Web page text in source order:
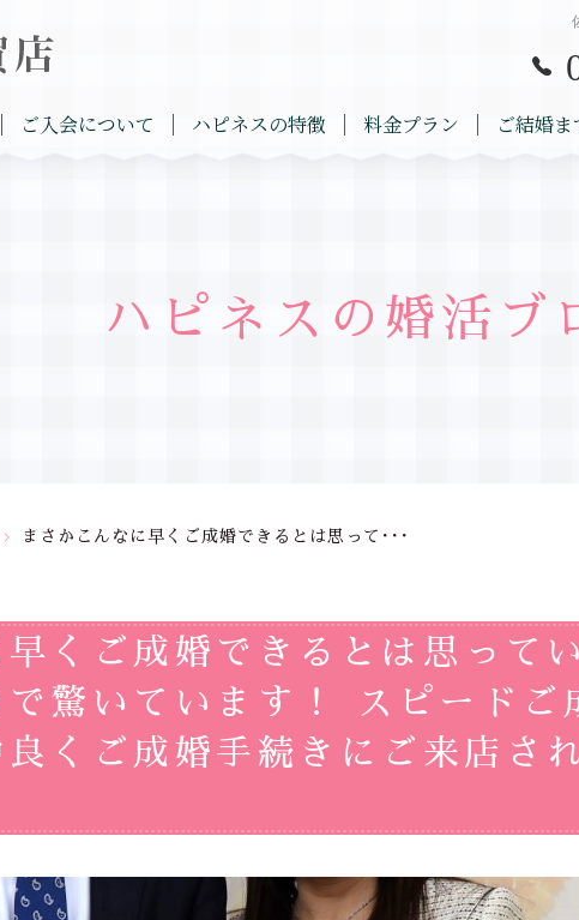
ご入会について ハピネスの特徴 料金プラン ご結婚
ハピネスの婚活ブ
> まさかこんなに早くご成婚できるとは思って･･･
くご成婚できるとは思ってい
驚いています！ スピードご
くご成婚手続きにご来店され